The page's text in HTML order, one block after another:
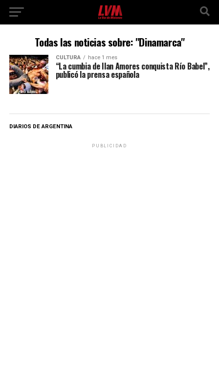
Todas las noticias sobre: "Dinamarca"
CULTURA hace 1 mes
“La cumbia de Ilan Amores conquista Río Babel”,
publicó la prensa española
DIARIOS DE ARGENTINA
PUBLICIDAD